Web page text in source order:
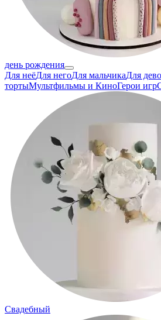
день рождения
Для неёДля негоДля мальчикаДля
тортыМультфильмы и КиноГерои игр
Свадебный